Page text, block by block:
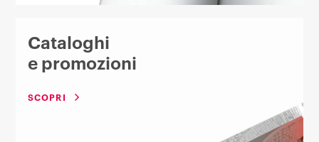
Cataloghi
e promozioni
SCOPRI